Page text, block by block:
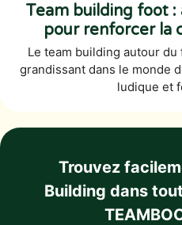
Team building foot :
pour renforcer la
Le team building autour
grandissant dans le monde
ludique et
Trouvez
Building dans